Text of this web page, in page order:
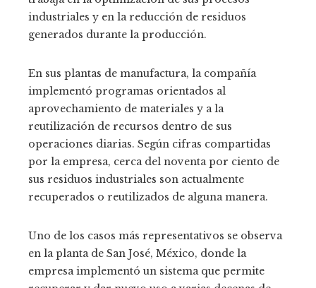
industriales y en la reducción de residuos
generados durante la producción.
En sus plantas de manufactura, la compañía
implementó programas orientados al
aprovechamiento de materiales y a la
reutilización de recursos dentro de sus
operaciones diarias. Según cifras compartidas
por la empresa, cerca del noventa por ciento de
sus residuos industriales son actualmente
recuperados o reutilizados de alguna manera.
Uno de los casos más representativos se observa
en la planta de San José, México, donde la
empresa implementó un sistema que permite